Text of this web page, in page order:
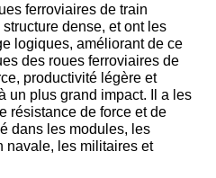
ferroviaires de train
dense, et ont les
logiques, améliorant de ce
des roues ferroviaires de
productivité légère et
un plus grand impact. Il a les
résistance de force et de
dans les modules, les
navale, les militaires et